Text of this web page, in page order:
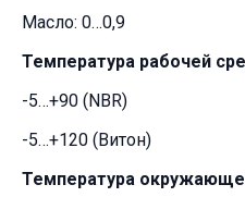
Масло: 0…0,9
Температура рабочей
-5…+90 (NBR)
-5…+120 (Витон)
Температура